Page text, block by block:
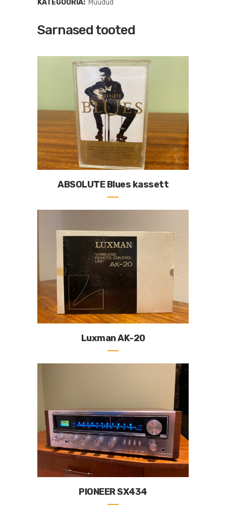
KATEGOORIA: Müüdud
Sarnased tooted
ABSOLUTE Blues kassett
Luxman AK-20
PIONEER SX434